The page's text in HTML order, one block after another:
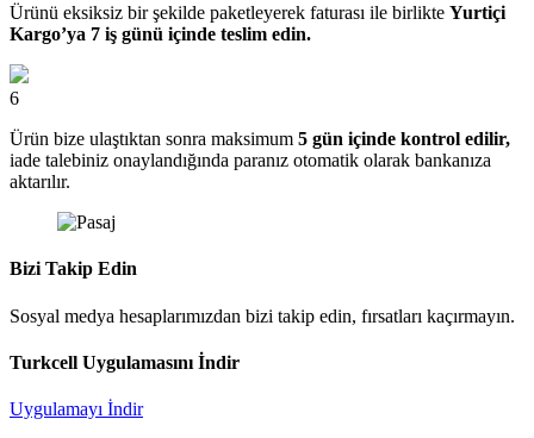
Ürünü eksiksiz bir şekilde paketleyerek faturası ile birlikte Yurtiçi
Kargo’ya 7 iş günü içinde teslim edin.
6
Ürün bize ulaştıktan sonra maksimum 5 gün içinde kontrol edilir,
iade talebiniz onaylandığında paranız otomatik olarak bankanıza
aktarılır.
Bizi Takip Edin
Sosyal medya hesaplarımızdan bizi takip edin, fırsatları kaçırmayın.
Turkcell Uygulamasını İndir
Uygulamayı İndir